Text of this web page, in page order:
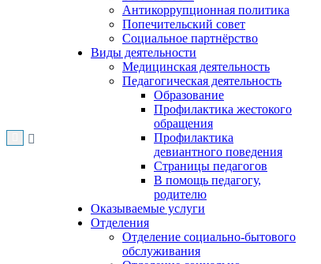
Антикоррупционная политика
Попечительский совет
Социальное партнёрство
Виды деятельности
Медицинская деятельность
Педагогическая деятельность
Образование
Профилактика жестокого
обращения
Профилактика
девиантного поведения
Страницы педагогов
В помощь педагогу,
родителю
Оказываемые услуги
Отделения
Отделение социально-бытового
обслуживания